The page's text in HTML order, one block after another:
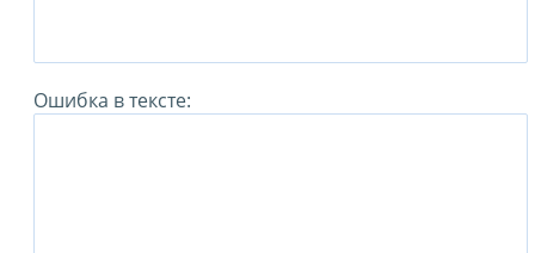
Ошибка в тексте: